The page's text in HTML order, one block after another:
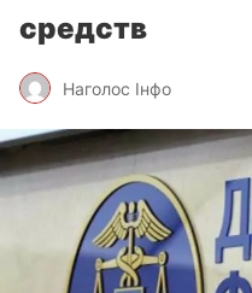
средств
Наголос Інфо